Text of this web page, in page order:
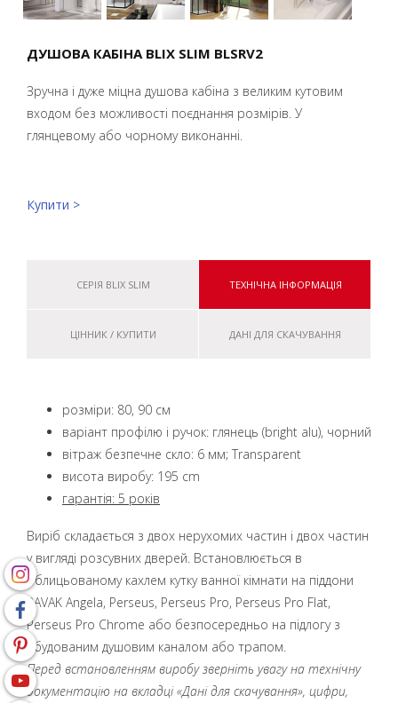
ДУШОВА КАБІНА BLIX SLIM BLSRV2
Зручна і дуже міцна душова кабіна з великим кутовим
входом без можливості поєднання розмірів. У
глянцевому або чорному виконанні.
Купити >
СЕРІЯ BLIX SLIM ТЕХНІЧНА ІНФОРМАЦІЯ
ЦІННИК / КУПИТИ ДАНІ ДЛЯ СКАЧУВАННЯ
розміри: 80, 90 см
варіант профілю і ручок: глянець (bright alu), чорний
вітраж безпечне скло: 6 мм; Transparent
висота виробу: 195 cm
гарантія: 5 років
Виріб складається з двох нерухомих частин і двох частин
у вигляді розсувних дверей. Встановлюється в
облицьованому кахлем кутку ванної кімнати на піддони
RAVAK Angela, Perseus, Perseus Pro, Perseus Pro Flat,
Perseus Pro Chrome або безпосередньо на підлогу з
вбудованим душовим каналом або трапом.
Перед встановленням виробу зверніть увагу на технічну
документацію на вкладці «Дані для скачування», цифри,